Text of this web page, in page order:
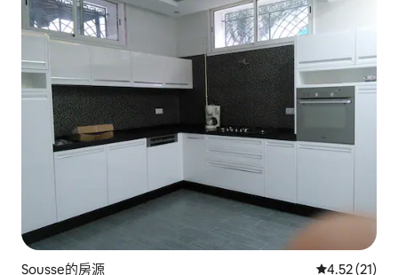
Sousse的房源 從 21 則評價
4.52 (21)